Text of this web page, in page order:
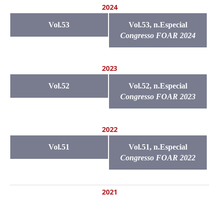
2024
Vol.53
Vol.53, n.Especial
Congresso FOAR 2024
2023
Vol.52
Vol.52, n.Especial
Congresso FOAR 2023
2022
Vol.51
Vol.51, n.Especial
Congresso FOAR 2022
2021